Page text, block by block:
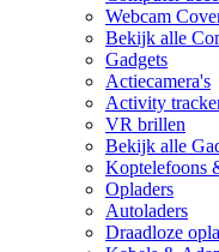
Webcam
Bekijk alle
Gadgets
Actiecamera's
Activity
VR brillen
Bekijk alle
Koptelefoons
Opladers
Autoladers
Draadloze